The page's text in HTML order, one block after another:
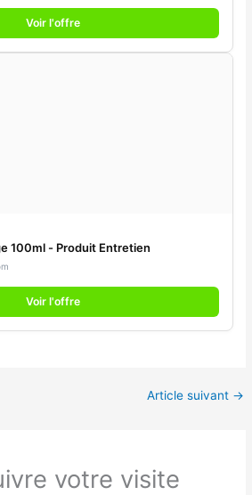
Voir l'offre
Cirage 100ml - Produit Entretien
Voir l'offre
Article suivant →
votre visite